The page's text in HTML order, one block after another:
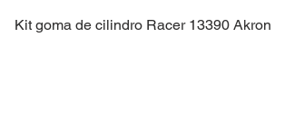
Kit goma de cilindro Racer 13390 Akron